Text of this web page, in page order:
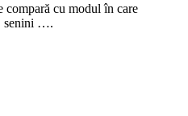
compară cu modul în care
senini ….